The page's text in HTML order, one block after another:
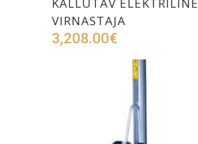
VIRNASTAJA
3,208.00€